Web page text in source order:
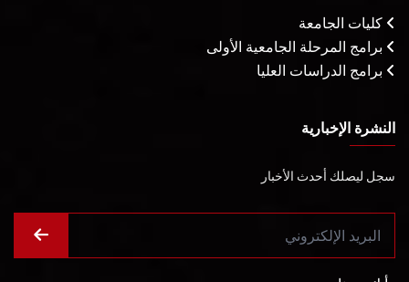
كليات الجامعة
برامج المرحلة الجامعية الأولى
برامج الدراسات العليا
النشرة الإخبارية
سجل ليصلك أحدث الأخبار